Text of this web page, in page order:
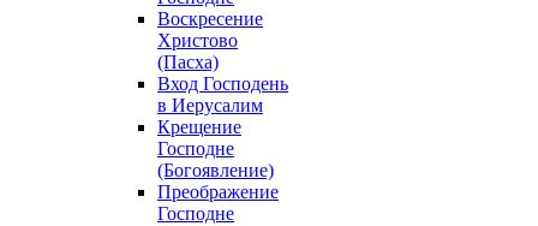
Воскресение
Христово
(Пасха)
Вход Господень
в Иерусалим
Крещение
Господне
(Богоявление)
Преображение
Господне